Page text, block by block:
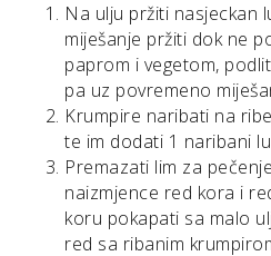
Na ulju pržiti nasjeckan
miješanje pržiti dok ne
paprom i vegetom,
pa uz povremeno
Krumpire naribati na
te im dodati 1 naribani
Premazati lim za
naizmjence red kora i
koru pokapati sa malo
red sa ribanim